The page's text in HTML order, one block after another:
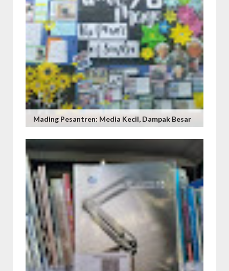
Mading Pesantren: Media Kecil, Dampak Besar